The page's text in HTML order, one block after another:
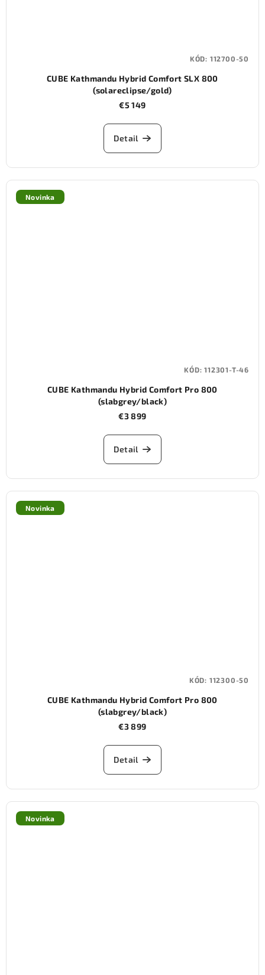
CUBE Kathmandu Hybrid Comfort SLX 800
(solareclipse/gold)
€5 149
Detail
KÓD: 112700-50
Novinka
CUBE Kathmandu Hybrid Comfort Pro 800
(slabgrey/black)
€3 899
Detail
KÓD:112301-T-46
Novinka
CUBE Kathmandu Hybrid Comfort Pro 800
(slabgrey/black)
€3 899
Detail
KÓD: 112300-50
Novinka